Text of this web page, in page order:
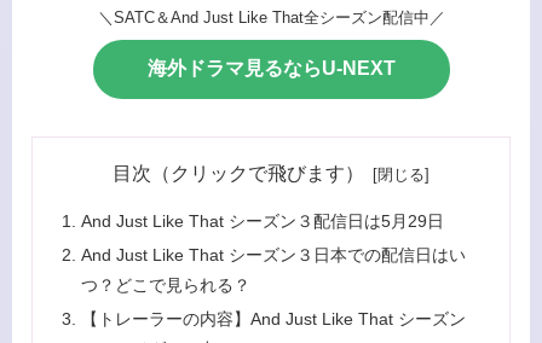
＼SATC＆And Just Like That全シーズン配信中／
海外ドラマ見るならU-NEXT
目次（クリックで飛びます）
And Just Like That シーズン３配信日は5月29日
And Just Like That シーズン３日本での配信日はい
つ？どこで見られる？
【トレーラーの内容】And Just Like That シーズン